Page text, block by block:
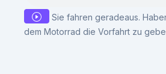
Sie fahren geradeaus.
dem Motorrad die Vorfahrt zu